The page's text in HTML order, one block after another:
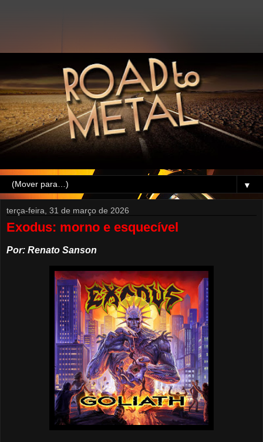
▼
terça-feira, 31 de março de 2026
Exodus: morno e esquecível
Por: Renato Sanson